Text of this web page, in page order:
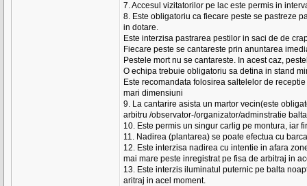
7. Accesul vizitatorilor pe lac este permis in
8. Este obligatoriu ca fiecare peste se pastreze
in dotare.
Este interzisa pastrarea pestilor in saci de de
Fiecare peste se cantareste prin anuntarea
Pestele mort nu se cantareste. In acest caz,
O echipa trebuie obligatoriu sa detina in stand
Este recomandata folosirea saltelelor de
mari dimensiuni
9. La cantarire asista un martor vecin(este
arbitru /observator-/organizator/adminstratie
10. Este permis un singur carlig pe montura, iar
11. Nadirea (plantarea) se poate efectua cu
12. Este interzisa nadirea cu intentie in afara
mai mare peste inregistrat pe fisa de arbitraj in
13. Este interzis iluminatul puternic pe balta
aritraj in acel moment.